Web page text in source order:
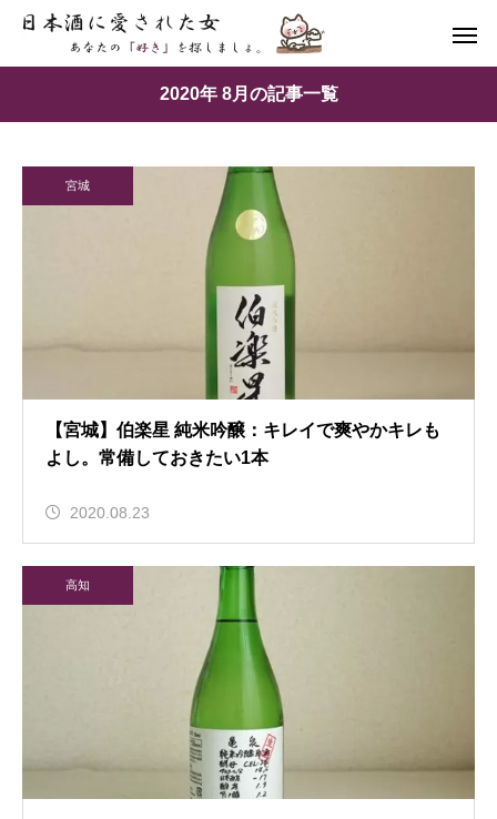
2020年 8月の記事一覧
宮城
【宮城】伯楽星 純米吟醸：キレイで爽やかキレも
よし。常備しておきたい1本
2020.08.23
高知